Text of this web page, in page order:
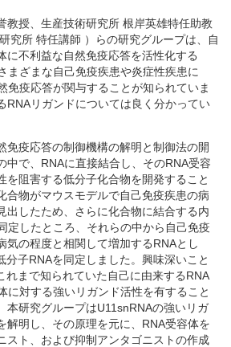
教授、生産技術研究所 根岸英雄特任助教
究所 特任講師 ）らの研究グループは、自
に不利益な自然免疫応答を活性化する
まざまな自己免疫疾患や炎症性疾患に
免疫応答が関与することが知られていま
RNAリガンドについては良く分かってい
免疫応答の制御機構の解明と制御法の開
中で、RNAに直接結合し、そのRNA受容
を阻害する低分子化合物を開発すること
合物がマウスモデルで自己免疫疾患の病
出したため、さらに化合物に結合する内
定したところ、それらの中から自己免疫
気の程度と相関して増加するRNAとし
分子RNAを同定しました。興味深いこと
れまで知られていた自己に由来するRNA
に対する強いリガンド活性を有すること
本研究グループはU11snRNAの強いリガ
解明し、その原理を元に、RNA受容体を
スト、および抑制アンタゴニストの作成